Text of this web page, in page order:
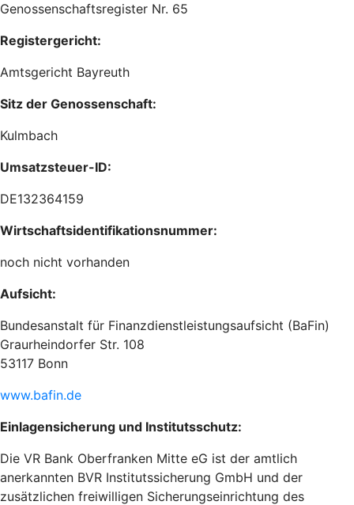
Genossenschaftsregister Nr. 65
Registergericht:
Amtsgericht Bayreuth
Sitz der Genossenschaft:
Kulmbach
Umsatzsteuer-ID:
DE132364159
Wirtschaftsidentifikationsnummer:
noch nicht vorhanden
Aufsicht:
Bundesanstalt für Finanzdienstleistungsaufsicht (BaFin)
Graurheindorfer Str. 108
53117 Bonn
www.bafin.de
Einlagensicherung und Institutsschutz:
Die VR Bank Oberfranken Mitte eG ist der amtlich
anerkannten BVR Institutssicherung GmbH und der
zusätzlichen freiwilligen Sicherungseinrichtung des